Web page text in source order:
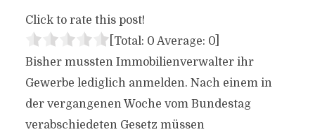
Click to rate this post!
[Total: 0 Average: 0]
Bisher mussten Immobilienverwalter ihr
Gewerbe lediglich anmelden. Nach einem in
der vergangenen Woche vom Bundestag
verabschiedeten Gesetz müssen